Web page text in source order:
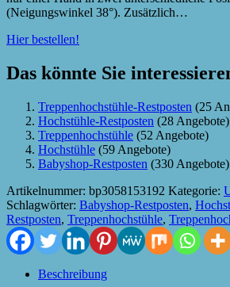
(Neigungswinkel 38°). Zusätzlich…
Hier bestellen!
Das könnte Sie
Treppenhochstühle-Restposten (25
Hochstühle-Restposten (28 Angebote)
Treppenhochstühle (52 Angebote)
Hochstühle (59 Angebote)
Babyshop-Restposten (330 Angebote)
Artikelnummer: bp3058153192 Kategorie:
Schlagwörter: Babyshop-Restposten,
Restposten, Treppenhochstühle,
Beschreibung